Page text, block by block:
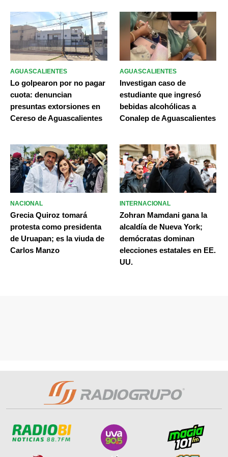
AGUASCALIENTES
Lo golpearon por no pagar
cuota: denuncian
presuntas extorsiones en
Cereso de Aguascalientes
AGUASCALIENTES
Investigan caso de
estudiante que ingresó
bebidas alcohólicas a
Conalep de Aguascalientes
NACIONAL
Grecia Quiroz tomará
protesta como presidenta
de Uruapan; es la viuda de
Carlos Manzo
INTERNACIONAL
Zohran Mamdani gana la
alcaldía de Nueva York;
demócratas dominan
elecciones estatales en EE.
UU.